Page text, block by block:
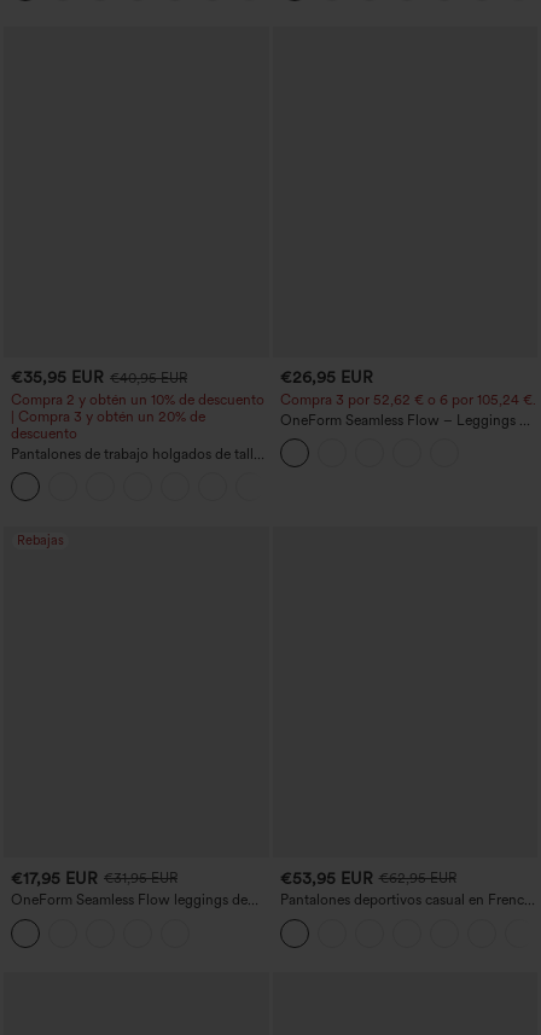
€35,95 EUR €40,95 EUR
Compra 2 y obtén un 10% de descuento
| Compra 3 y obtén un 20% de
descuento
Pantalones de trabajo holgados de talle
medio con bolsillos y pernera estilo
barril
€26,95 EUR
Compra 3 por 52,62 € o 6 por 105,24 €.
OneForm Seamless Flow – Leggings de
yoga sin costuras, tiro medio, control de
abdomen y realce de glúteos
Rebajas
€17,95 EUR €31,95 EUR
OneForm Seamless Flow leggings de
yoga de talle alto con control abdominal
y realce de glúteos
€53,95 EUR €62,95 EUR
Pantalones deportivos casual en French
terry con estampado denim, tiro medio,
estilo jeans y bolsillos